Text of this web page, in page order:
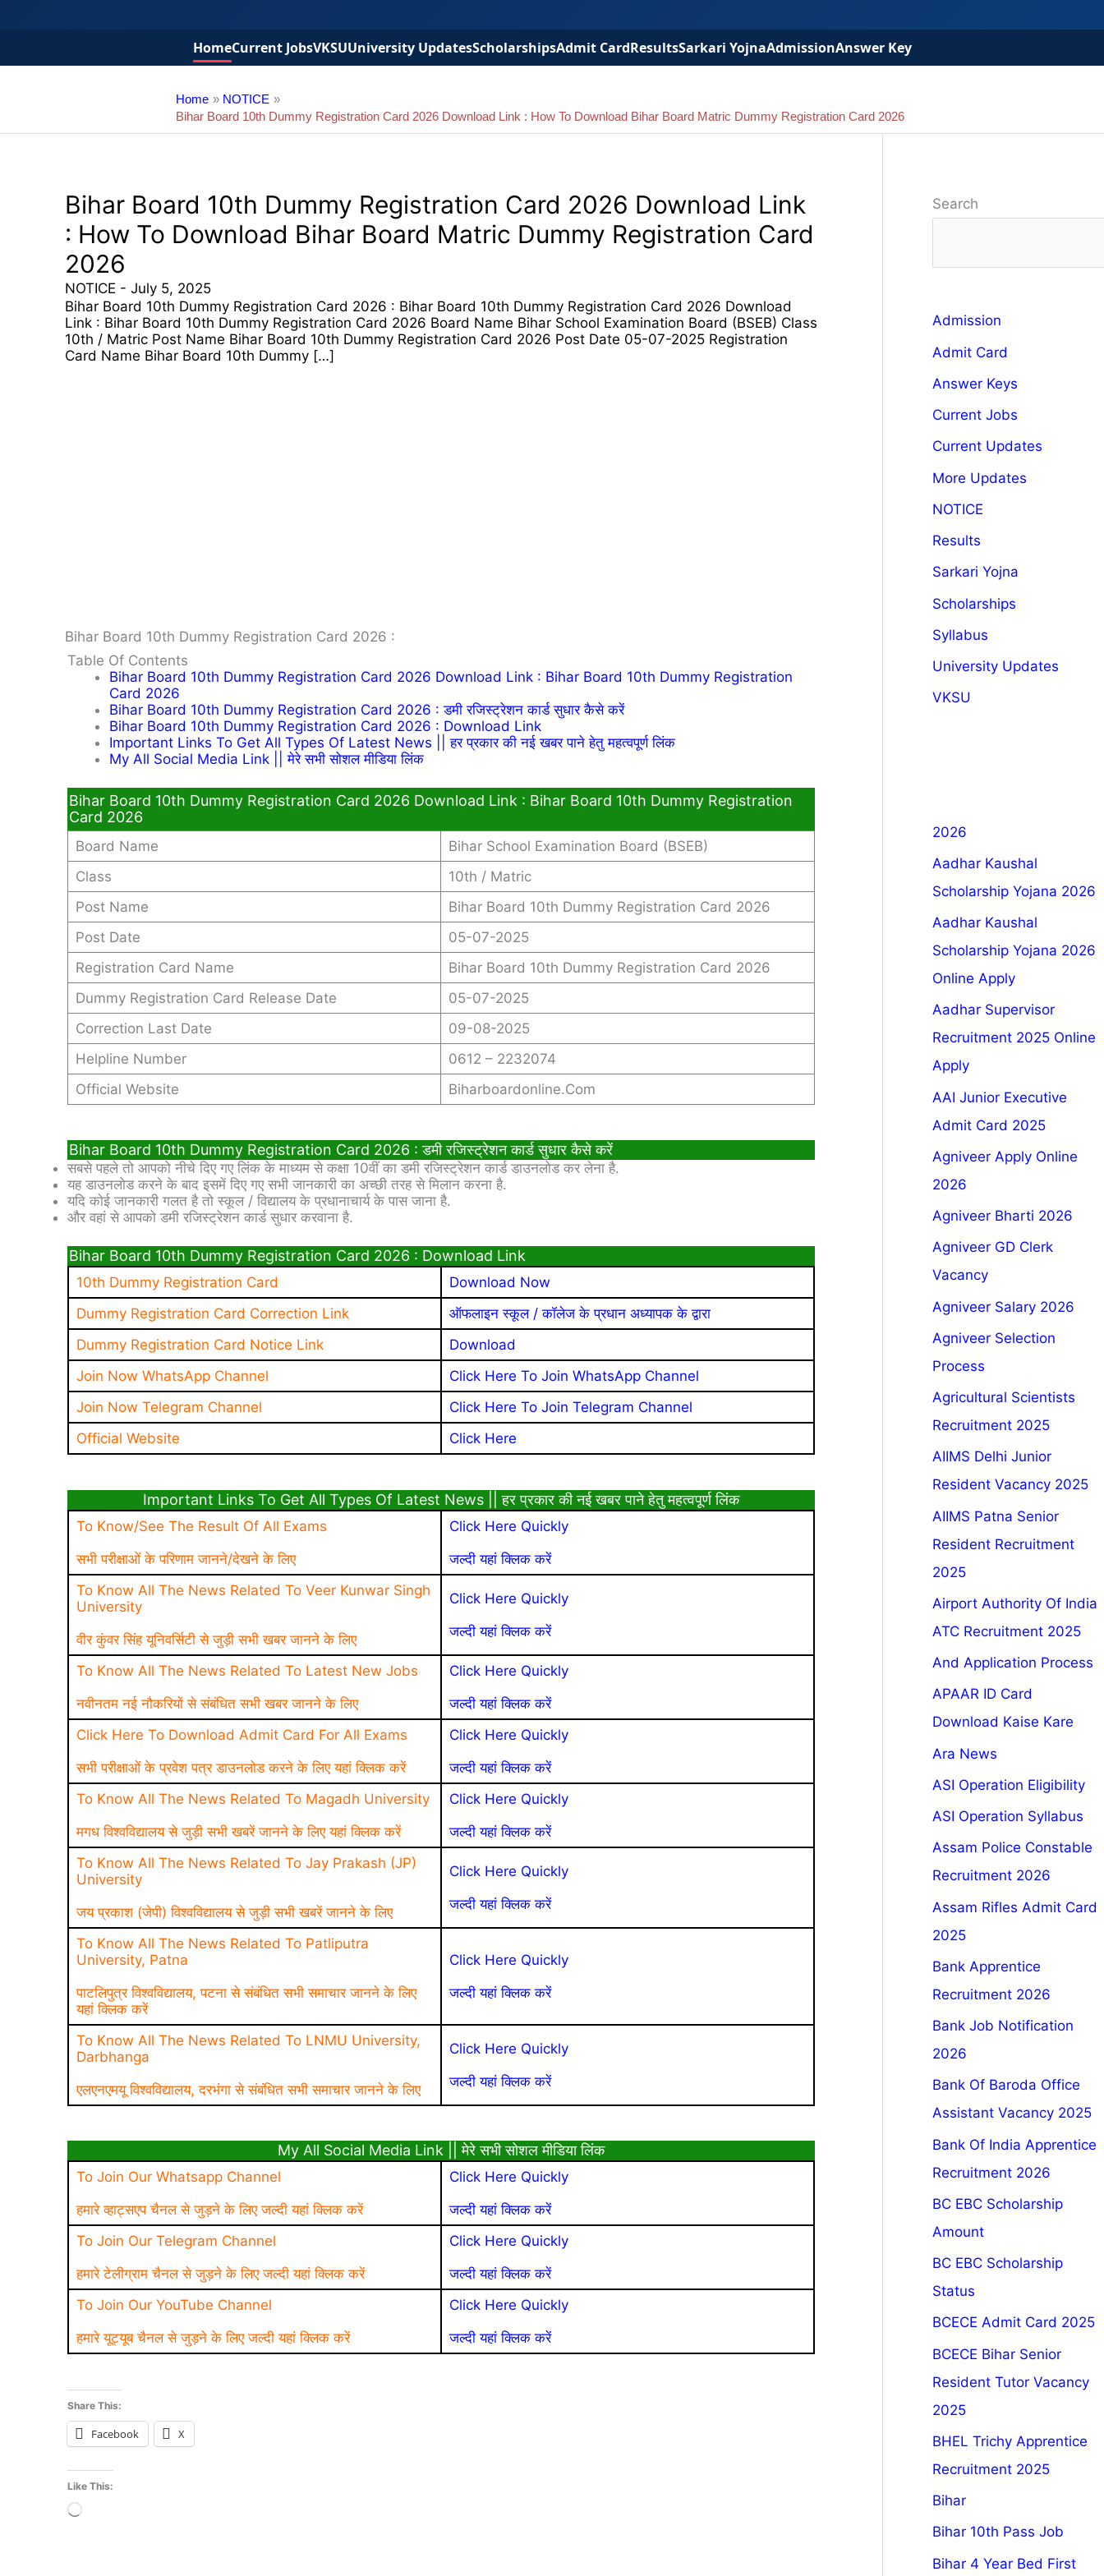
HomeCurrent JobsVKSUUniversity UpdatesScholarshipsAdmit CardResultsSarkari YojnaAdmissionAnswer Key
Home
NOTICE
Bihar Board 10th Dummy Registration Card 2026 Download Link : How To Download Bihar Board Matric Dummy Registration Card 2026
Bihar Board 10th Dummy Registration Card 2026 Download Link
: How To Download Bihar Board Matric Dummy Registration Card
2026
NOTICE -July 5, 2025
Bihar Board 10th Dummy Registration Card 2026 : Bihar Board 10th Dummy Registration Card 2026 Download
Link : Bihar Board 10th Dummy Registration Card 2026 Board Name Bihar School Examination Board (BSEB) Class
10th / Matric Post Name Bihar Board 10th Dummy Registration Card 2026 Post Date 05-07-2025 Registration
Card Name Bihar Board 10th Dummy […]
Bihar Board 10th Dummy Registration Card 2026 :
Table Of Contents
Bihar Board 10th Dummy Registration Card 2026 Download Link : Bihar Board 10th Dummy Registration
Card 2026
Bihar Board 10th Dummy Registration Card 2026 : डमी रजिस्ट्रेशन कार्ड सुधार कैसे करें
Bihar Board 10th Dummy Registration Card 2026 : Download Link
Important Links To Get All Types Of Latest News || हर प्रकार की नई खबर पाने हेतु महत्वपूर्ण लिंक
My All Social Media Link || मेरे सभी सोशल मीडिया लिंक
Bihar Board 10th Dummy Registration Card 2026 Download Link : Bihar Board 10th Dummy Registration
Card 2026
Board Name
Bihar School Examination Board (BSEB)
Class
10th / Matric
Post Name
Bihar Board 10th Dummy Registration Card 2026
Post Date
05-07-2025
Registration Card Name
Bihar Board 10th Dummy Registration Card 2026
Dummy Registration Card Release Date
05-07-2025
Correction Last Date
09-08-2025
Helpline Number
0612 – 2232074
Official Website
Biharboardonline.com
Bihar Board 10th Dummy Registration Card 2026 : डमी रजिस्ट्रेशन कार्ड सुधार कैसे करें
सबसे पहले तो आपको नीचे दिए गए लिंक के माध्यम से कक्षा 10वीं का डमी रजिस्ट्रेशन कार्ड डाउनलोड कर लेना है.
यह डाउनलोड करने के बाद इसमें दिए गए सभी जानकारी का अच्छी तरह से मिलान करना है.
यदि कोई जानकारी गलत है तो स्कूल / विद्यालय के प्रधानाचार्य के पास जाना है.
और वहां से आपको डमी रजिस्ट्रेशन कार्ड सुधार करवाना है.
Bihar Board 10th Dummy Registration Card 2026 : Download Link
10th Dummy Registration Card
Download Now
Dummy Registration Card Correction Link
ऑफलाइन स्कूल / कॉलेज के प्रधान अध्यापक के द्वारा
Dummy Registration Card Notice Link
Download
Join Now WhatsApp Channel
Click Here To Join WhatsApp Channel
Join Now Telegram Channel
Click Here To Join Telegram Channel
Official Website
Click Here
Important Links To Get All Types Of Latest News || हर प्रकार की नई खबर पाने हेतु महत्वपूर्ण लिंक
To Know/See The Result Of All Exams
सभी परीक्षाओं के परिणाम जानने/देखने के लिए
Click Here Quickly
जल्दी यहां क्लिक करें
To Know All The News Related To Veer Kunwar Singh
University
वीर कुंवर सिंह यूनिवर्सिटी से जुड़ी सभी खबर जानने के लिए
Click Here Quickly
जल्दी यहां क्लिक करें
To Know All The News Related To Latest New Jobs
नवीनतम नई नौकरियों से संबंधित सभी खबर जानने के लिए
Click Here Quickly
जल्दी यहां क्लिक करें
Click Here To Download Admit Card For All Exams
सभी परीक्षाओं के प्रवेश पत्र डाउनलोड करने के लिए यहां क्लिक करें
Click Here Quickly
जल्दी यहां क्लिक करें
To Know All The News Related To Magadh University
मगध विश्वविद्यालय से जुड़ी सभी खबरें जानने के लिए यहां क्लिक करें
Click Here Quickly
जल्दी यहां क्लिक करें
To Know All The News Related To Jay Prakash (JP)
University
जय प्रकाश (जेपी) विश्वविद्यालय से जुड़ी सभी खबरें जानने के लिए
Click Here Quickly
जल्दी यहां क्लिक करें
To Know All The News Related To Patliputra
University, Patna
पाटलिपुत्र विश्वविद्यालय, पटना से संबंधित सभी समाचार जानने के लिए
यहां क्लिक करें
Click Here Quickly
जल्दी यहां क्लिक करें
To Know All The News Related To LNMU University,
Darbhanga
एलएनएमयू विश्वविद्यालय, दरभंगा से संबंधित सभी समाचार जानने के लिए
Click Here Quickly
जल्दी यहां क्लिक करें
My All Social Media Link || मेरे सभी सोशल मीडिया लिंक
To Join Our Whatsapp Channel
हमारे व्हाट्सएप चैनल से जुड़ने के लिए जल्दी यहां क्लिक करें
Click Here Quickly
जल्दी यहां क्लिक करें
To Join Our Telegram Channel
हमारे टेलीग्राम चैनल से जुड़ने के लिए जल्दी यहां क्लिक करें
Click Here Quickly
जल्दी यहां क्लिक करें
To Join Our YouTube Channel
हमारे यूट्यूब चैनल से जुड़ने के लिए जल्दी यहां क्लिक करें
Click Here Quickly
जल्दी यहां क्लिक करें
Share This:
Facebook X
Like This:
Loading…
Search
Admission
Admit Card
Answer Keys
Current Jobs
Current Updates
More Updates
NOTICE
Results
Sarkari Yojna
Scholarships
Syllabus
University Updates
VKSU
2026
Aadhar Kaushal
Scholarship Yojana 2026
Aadhar Kaushal
Scholarship Yojana 2026
Online Apply
Aadhar Supervisor
Recruitment 2025 Online
Apply
AAI Junior Executive
Admit Card 2025
Agniveer Apply Online
2026
Agniveer Bharti 2026
Agniveer GD Clerk
Vacancy
Agniveer Salary 2026
Agniveer Selection
Process
Agricultural Scientists
Recruitment 2025
AIIMS Delhi Junior
Resident Vacancy 2025
AIIMS Patna Senior
Resident Recruitment
2025
Airport Authority Of India
ATC Recruitment 2025
And Application Process
APAAR ID Card
Download Kaise Kare
Ara News
ASI Operation Eligibility
ASI Operation Syllabus
Assam Police Constable
Recruitment 2026
Assam Rifles Admit Card
2025
Bank Apprentice
Recruitment 2026
Bank Job Notification
2026
Bank Of Baroda Office
Assistant Vacancy 2025
Bank Of India Apprentice
Recruitment 2026
BC EBC Scholarship
Amount
BC EBC Scholarship
Status
BCECE Admit Card 2025
BCECE Bihar Senior
Resident Tutor Vacancy
2025
BHEL Trichy Apprentice
Recruitment 2025
Bihar
Bihar 10th Pass Job
Bihar 4 Year Bed First